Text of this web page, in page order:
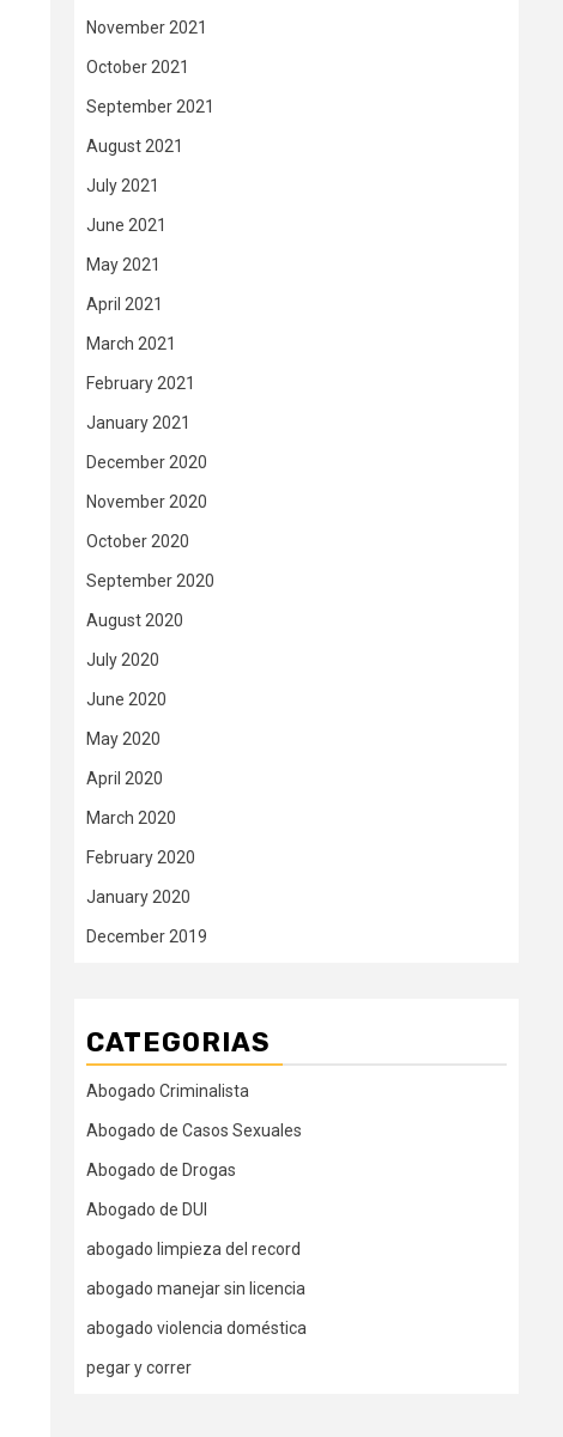
November 2021
October 2021
September 2021
August 2021
July 2021
June 2021
May 2021
April 2021
March 2021
February 2021
January 2021
December 2020
November 2020
October 2020
September 2020
August 2020
July 2020
June 2020
May 2020
April 2020
March 2020
February 2020
January 2020
December 2019
CATEGORIAS
Abogado Criminalista
Abogado de Casos Sexuales
Abogado de Drogas
Abogado de DUI
abogado limpieza del record
abogado manejar sin licencia
abogado violencia doméstica
pegar y correr